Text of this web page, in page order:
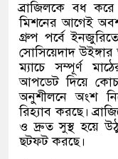
ব্রাজিলকে বধ করে
মিশনের আগেই
গ্রুপ পর্বে
সোসিয়েদাদ
ম্যাচে সম্পূর্ণ
আপডেট দিয়ে
অনুশীলনে অংশ
রিহ্যাব করছে।
ও দ্রুত সুস্থ হয়ে
ছটফট করছে।